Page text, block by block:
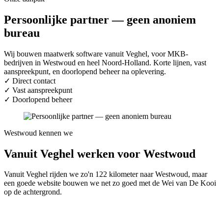
Persoonlijke partner — geen anoniem
bureau
Wij bouwen maatwerk software vanuit Veghel, voor MKB-
bedrijven in Westwoud en heel Noord-Holland. Korte lijnen, vast
aanspreekpunt, en doorlopend beheer na oplevering.
✓ Direct contact
✓ Vast aanspreekpunt
✓ Doorlopend beheer
Westwoud kennen we
Vanuit Veghel werken voor Westwoud
Vanuit Veghel rijden we zo'n 122 kilometer naar Westwoud, maar
een goede website bouwen we net zo goed met de Wei van De Kooi
op de achtergrond.